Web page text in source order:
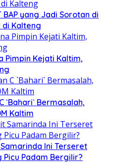
BAP yang Jadi Sorotan di
di Kalteng
Pimpin Kejati Kaltim,
`Bahari` Bermasalah,
Kaltim
Ini Terseret
Picu Padam Bergilir?